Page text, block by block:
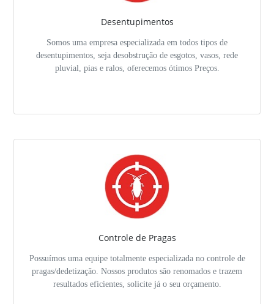
Desentupimentos
Somos uma empresa especializada em todos tipos de
desentupimentos, seja desobstrução de esgotos, vasos, rede
pluvial, pias e ralos, oferecemos ótimos Preços.
Controle de Pragas
Possuímos uma equipe totalmente especializada no controle de
pragas/dedetização. Nossos produtos são renomados e trazem
resultados eficientes, solicite já o seu orçamento.